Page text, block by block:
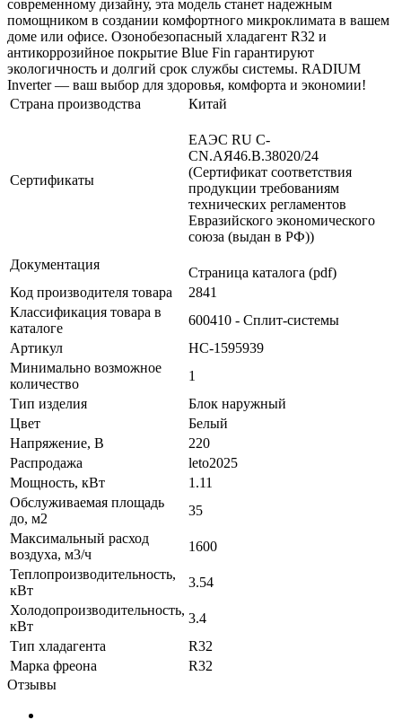
современному дизайну, эта модель станет надежным
помощником в создании комфортного микроклимата в вашем
доме или офисе. Озонобезопасный хладагент R32 и
антикоррозийное покрытие Blue Fin гарантируют
экологичность и долгий срок службы системы. RADIUM
Inverter — ваш выбор для здоровья, комфорта и экономии!
Страна производства
Китай
Сертификаты
ЕАЭС RU С-
CN.АЯ46.В.38020/24
(Сертификат соответствия
продукции требованиям
технических регламентов
Евразийского экономического
союза (выдан в РФ))
Документация
Страница каталога (pdf)
Код производителя товара
2841
Классификация товара в
каталоге
600410 - Сплит-системы
Артикул
НС-1595939
Минимально возможное
количество
1
Тип изделия
Блок наружный
Цвет
Белый
Напряжение, В
220
Распродажа
leto2025
Мощность, кВт
1.11
Обслуживаемая площадь
до, м2
35
Максимальный расход
воздуха, м3/ч
1600
Теплопроизводительность,
кВт
3.54
Холодопроизводительность,
кВт
3.4
Тип хладагента
R32
Марка фреона
R32
Отзывы